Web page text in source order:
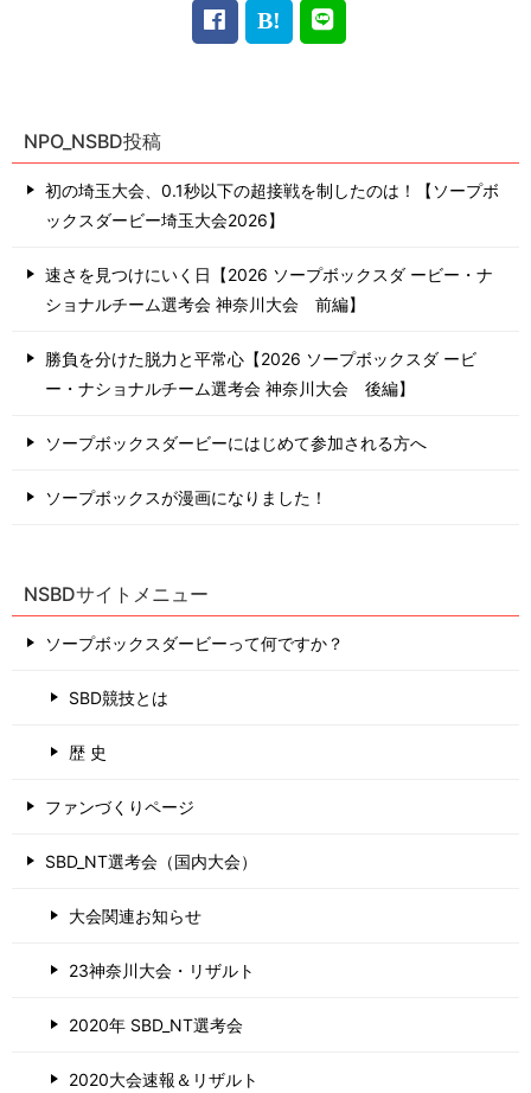
NPO_NSBD投稿
初の埼玉大会、0.1秒以下の超接戦を制したのは！【ソープボ
ックスダービー埼玉大会2026】
速さを見つけにいく日【2026 ソープボックスダ ービー・ナ
ショナルチーム選考会 神奈川⼤会 前編】
勝負を分けた脱力と平常心【2026 ソープボックスダ ービ
ー・ナショナルチーム選考会 神奈川⼤会 後編】
ソープボックスダービーにはじめて参加される方へ
ソープボックスが漫画になりました！
NSBDサイトメニュー
ソープボックスダービーって何ですか？
SBD競技とは
歴 史
ファンづくりページ
SBD_NT選考会（国内大会）
大会関連お知らせ
23神奈川大会・リザルト
2020年 SBD_NT選考会
2020大会速報＆リザルト